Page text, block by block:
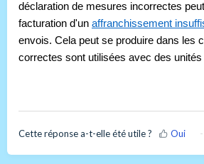
déclaration de mesures incorrectes
facturation d'un affranchissement
envois. Cela peut se produire dans les
correctes sont utilisées avec des
Cette réponse a-t-elle été utile ? Oui